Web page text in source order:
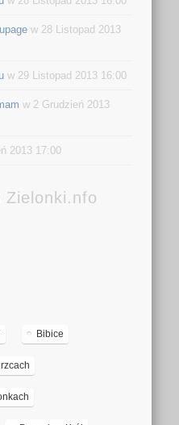
w 28 Listopad 2013
w 29 Listopad 2013 16:00
w 2 Grudzień 2013
2013 17:00
Zielonki.nfo
Bibice